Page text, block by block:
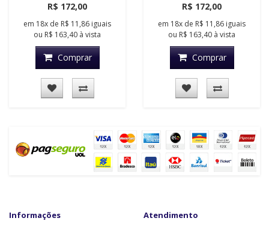
R$ 172,00
em 18x de R$ 11,86 iguais
ou R$ 163,40 à vista
Comprar
R$ 172,00
em 18x de R$ 11,86 iguais
ou R$ 163,40 à vista
Comprar
Informações
Atendimento